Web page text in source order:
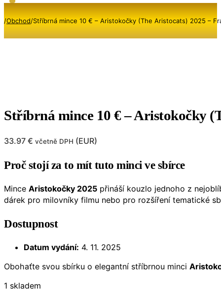
/Obchod/Stříbrná mince 10 € – Aristokočky (The Aristocats) 2025 –
Stříbrná mince 10 € – Aristokočky
33.97 € včetně DPH (EUR)
Proč stojí za to mít tuto minci ve sbírce
Mince Aristokočky 2025 přináší kouzlo jednoho z
dárek pro milovníky filmu nebo pro rozšíření tematické
Dostupnost
Datum vydání: 4. 11. 2025
Obohaťte svou sbírku o elegantní stříbrnou minci
1 skladem